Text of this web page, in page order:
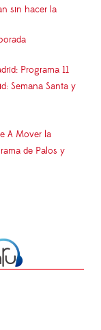
sin hacer la
Programa 11
Semana Santa y
A Mover la
de Palos y